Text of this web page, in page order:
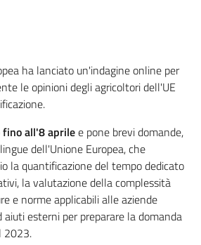
ha lanciato un'indagine online per
le opinioni degli agricoltori dell'UE
fino all'8 aprilee pone brevi domande,
dell'Unione Europea, che
la quantificazione del tempo dedicato
la valutazione della complessità
e norme applicabili alle aziende
aiuti esterni per preparare la domanda
2023.